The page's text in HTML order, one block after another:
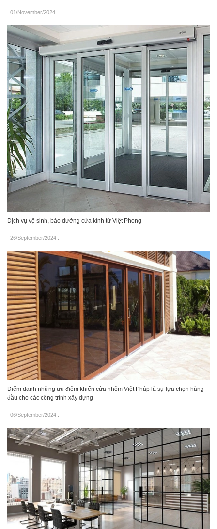
01/November/2024
Dịch vụ vệ sinh, bảo dưỡng cửa kính từ Việt Phong
26/September/2024
Điểm danh những ưu điểm khiến cửa nhôm Việt Pháp là sự lựa chọn hàng
đầu cho các công trình xây dựng
06/September/2024